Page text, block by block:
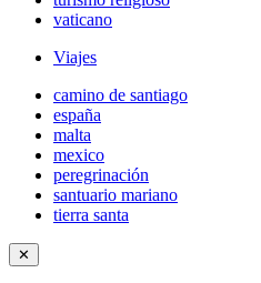
vaticano
Viajes
camino de santiago
españa
malta
mexico
peregrinación
santuario mariano
tierra santa
✕